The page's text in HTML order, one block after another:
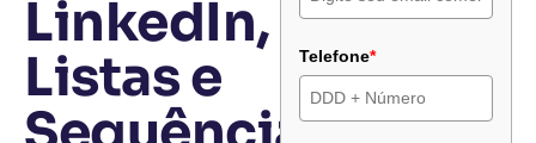
LinkedIn,
Listas e
Telefone*